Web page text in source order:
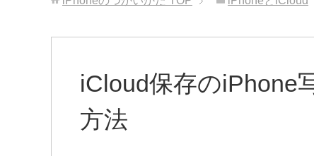
iCloud保存のiPhone
方法